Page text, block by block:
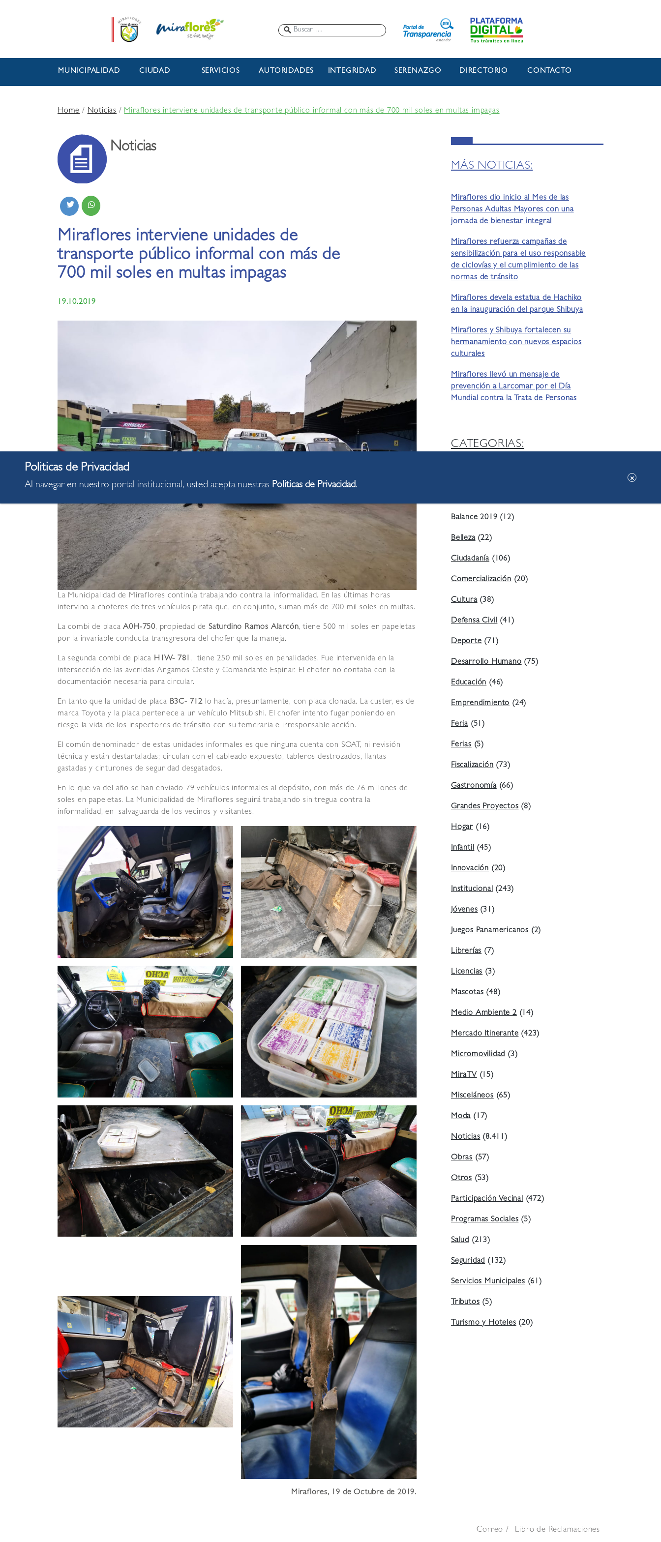
MUNICIPALIDAD CIUDAD SERVICIOS AUTORIDADES INTEGRIDAD SERENAZGO DIRECTORIO CONTACTO
Home/Noticias /Miraflores interviene unidades de transporte público informal con más de 700 mil soles en multas impagas
Noticias
Miraflores interviene unidades de
transporte público informal con más de
700 mil soles en multas impagas
19.10.2019
La Municipalidad de Miraflores continúa trabajando contra la informalidad. En las últimas horas
intervino a choferes de tres vehículos pirata que, en conjunto, suman más de 700 mil soles en multas.
La combi de placaA0H-750, propiedad deSaturdino Ramos Alarcón, tiene 500 mil soles en papeletas
por la invariable conducta transgresora del chofer que la maneja.
La segunda combi de placa H1W- 781 , tiene 250 mil soles en penalidades. Fue intervenida en la
intersección de las avenidas Angamos Oeste y Comandante Espinar. El chofer no contaba con la
documentación necesaria para circular.
En tanto que la unidad de placa B3C- 712 lo hacía, presuntamente, con placa clonada. La custer, es de
marca Toyota y la placa pertenece a un vehículo Mitsubishi. El chofer intento fugar poniendo en
riesgo la vida de los inspectores de tránsito con su temeraria e irresponsable acción.
El común denominador de estas unidades informales es que ninguna cuenta con SOAT, ni revisión
técnica y están destartaladas; circulan con el cableado expuesto, tableros destrozados, llantas
gastadas y cinturones de seguridad desgatados.
En lo que va del año se han enviado 79 vehículos informales al depósito, con más de 76 millones de
soles en papeletas. La Municipalidad de Miraflores seguirá trabajando sin tregua contra la
informalidad, en salvaguarda de los vecinos y visitantes.
Miraflores, 19 de Octubre de 2019.
MÁS NOTICIAS:
Miraflores dio inicio al Mes de las
Personas Adultas Mayores con una
jornada de bienestar integral
Miraflores refuerza campañas de
sensibilización para el uso responsable
de ciclovías y el cumplimiento de las
normas de tránsito
Miraflores devela estatua de Hachiko
en la inauguración del parque Shibuya
Miraflores y Shibuya fortalecen su
hermanamiento con nuevos espacios
culturales
Miraflores llevó un mensaje de
prevención a Larcomar por el Día
Mundial contra la Trata de Personas
CATEGORIAS:
Balance 2019(12)
Belleza(22)
Ciudadanía (106)
Comercialización(20)
Cultura(38)
Defensa Civil(41)
Deporte(71)
Desarrollo Humano(75)
Educación(46)
Emprendimiento(24)
Feria (51)
Ferias(5)
Fiscalización(73)
Gastronomía(66)
Grandes Proyectos(8)
Hogar (16)
Infantil(45)
Innovación (20)
Institucional(243)
Jóvenes(31)
Juegos Panamericanos (2)
Librerías(7)
Licencias(3)
Mascotas(48)
Medio Ambiente 2(14)
Mercado Itinerante(423)
Micromovilidad(3)
MiraTV(15)
Misceláneos(65)
Moda(17)
Noticias(8.411)
Obras (57)
Otros (53)
Participación Vecinal(472)
Programas Sociales(5)
Salud (213)
Seguridad(132)
Servicios Municipales(61)
Tributos(5)
Turismo y Hoteles(20)
Correo Libro de Reclamaciones
Al navegar en nuestro portal institucional, usted acepta nuestras Politicas de Privacidad.